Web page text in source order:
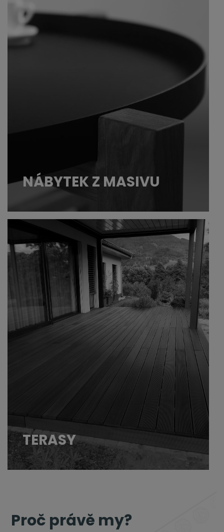
NÁBYTEK Z MASIVU
do nejdůležitější třídy nábytku. Je důležité si
vybrat kvalitní postel s kvalitní matrací.
Pokud tak není pak určitě cítíte hned po
probuzení, že jste celí rozlámaní ospalí atd..
TERASY
Připravíme pro vás návrh terasy, která bude
oázou pro váš klid a na vás už je jen výběr,
Proč právě my?